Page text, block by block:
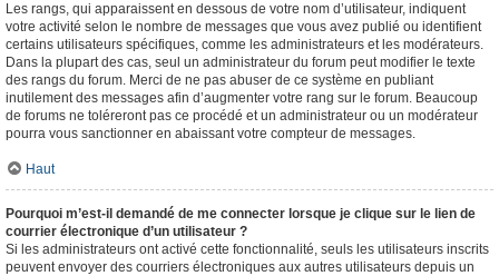
Les rangs, qui apparaissent en dessous de votre nom d’utilisateur, indiquent
votre activité selon le nombre de messages que vous avez publié ou identifient
certains utilisateurs spécifiques, comme les administrateurs et les modérateurs.
Dans la plupart des cas, seul un administrateur du forum peut modifier le texte
des rangs du forum. Merci de ne pas abuser de ce système en publiant
inutilement des messages afin d’augmenter votre rang sur le forum. Beaucoup
de forums ne toléreront pas ce procédé et un administrateur ou un modérateur
pourra vous sanctionner en abaissant votre compteur de messages.
Haut
Pourquoi m’est-il demandé de me connecter lorsque je clique sur le lien de
courrier électronique d’un utilisateur ?
Si les administrateurs ont activé cette fonctionnalité, seuls les utilisateurs inscrits
peuvent envoyer des courriers électroniques aux autres utilisateurs depuis un